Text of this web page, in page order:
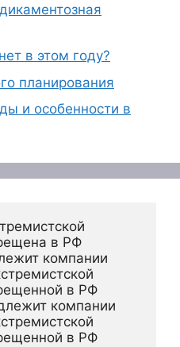
в этом году?
планирования
и особенности в
в РФ
компании
в РФ
компании
в РФ